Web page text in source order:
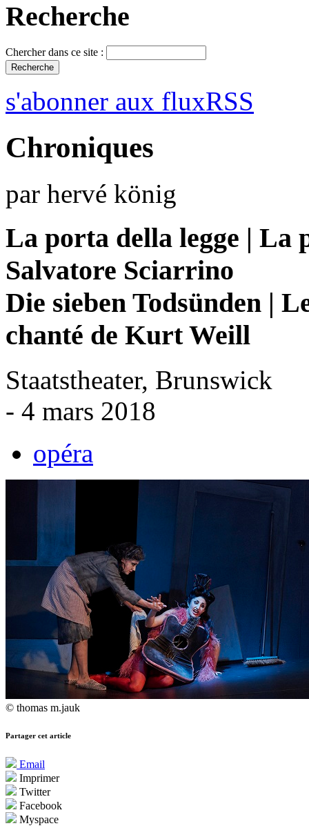
Recherche
Chercher dans ce site :
s'abonner aux fluxRSS
Chroniques
par hervé könig
La porta della legge | La
Salvatore Sciarrino
Die sieben Todsünden |
chanté de Kurt Weill
Staatstheater, Brunswick
- 4 mars 2018
opéra
© thomas m.jauk
Partager cet article
Email
Imprimer
Twitter
Facebook
Myspace